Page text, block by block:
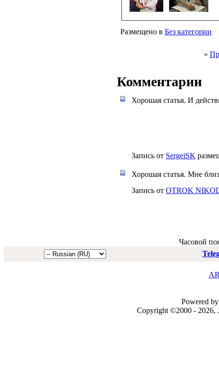
Размещено в Без категории
«
Комментарии
Хорошая статья. И
Запись от SergeiSK
Хорошая статья. Мне
Запись от OTROK
Часовой
Powered
Copyright ©2000 - 2026,